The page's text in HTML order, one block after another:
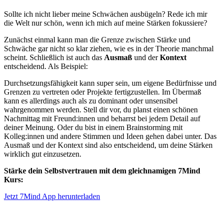
Sollte ich nicht lieber meine Schwächen ausbügeln? Rede ich mir
die Welt nur schön, wenn ich mich auf meine Stärken fokussiere?
Zunächst einmal kann man die Grenze zwischen Stärke und
Schwäche gar nicht so klar ziehen, wie es in der Theorie manchmal
scheint. Schließlich ist auch das Ausmaß und derKontext
entscheidend. Als Beispiel:
Durchsetzungsfähigkeit kann super sein, um eigene Bedürfnisse und
Grenzen zu vertreten oder Projekte fertigzustellen. Im Übermaß
kann es allerdings auch als zu dominant oder unsensibel
wahrgenommen werden. Stell dir vor, du planst einen schönen
Nachmittag mit Freund:innen und beharrst bei jedem Detail auf
deiner Meinung. Oder du bist in einem Brainstorming mit
Kolleg:innen und andere Stimmen und Ideen gehen dabei unter. Das
Ausmaß und der Kontext sind also entscheidend, um deine Stärken
wirklich gut einzusetzen.
Stärke dein Selbstvertrauen mit dem gleichnamigen 7Mind
Kurs:
Jetzt 7Mind App herunterladen